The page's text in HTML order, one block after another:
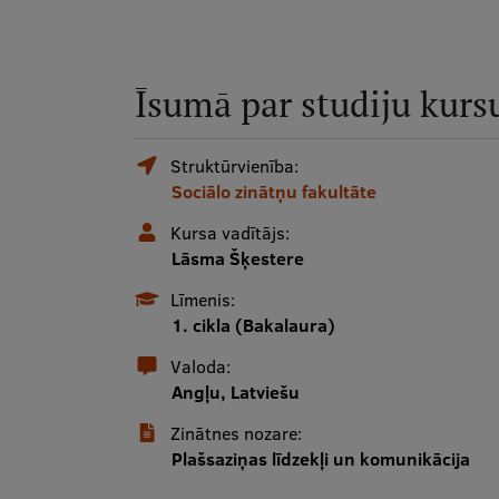
Īsumā par studiju
Struktūrvienība:
Sociālo zinātņu fakultāte
Kursa vadītājs:
Lāsma Šķestere
Līmenis:
1. cikla (Bakalaura)
Valoda:
Angļu, Latviešu
Zinātnes nozare:
Plašsaziņas līdzekļi un komunikācija